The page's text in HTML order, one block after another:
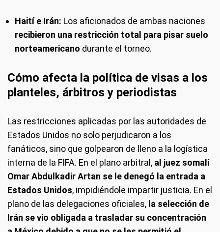
Haití e Irán: Los aficionados de ambas naciones
recibieron una restricción total para pisar suelo
norteamericano durante el torneo.
Cómo afecta la política de visas a los
planteles, árbitros y periodistas
Las restricciones aplicadas por las autoridades de
Estados Unidos no solo perjudicaron a los
fanáticos, sino que golpearon de lleno a la logística
interna de la FIFA. En el plano arbitral, al juez somalí
Omar Abdulkadir Artan se le denegó la entrada a
Estados Unidos, impidiéndole impartir justicia. En el
plano de las delegaciones oficiales, la selección de
Irán se vio obligada a trasladar su concentración